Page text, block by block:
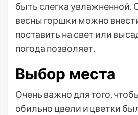
быть слегка
весны горшки можно
поставить на свет или
погода позволяет.
Выбор места
Очень важно для того,
обильно цвели и цветки